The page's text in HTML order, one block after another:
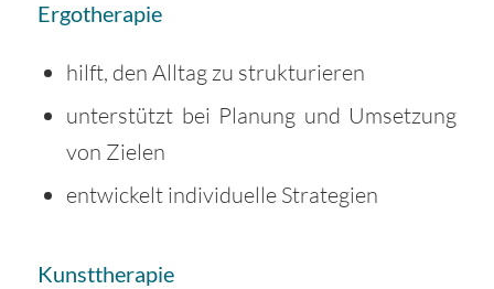
Ergotherapie
hilft, den Alltag zu strukturieren
unterstützt bei Planung und Umsetzung
von Zielen
entwickelt individuelle Strategien
Kunsttherapie